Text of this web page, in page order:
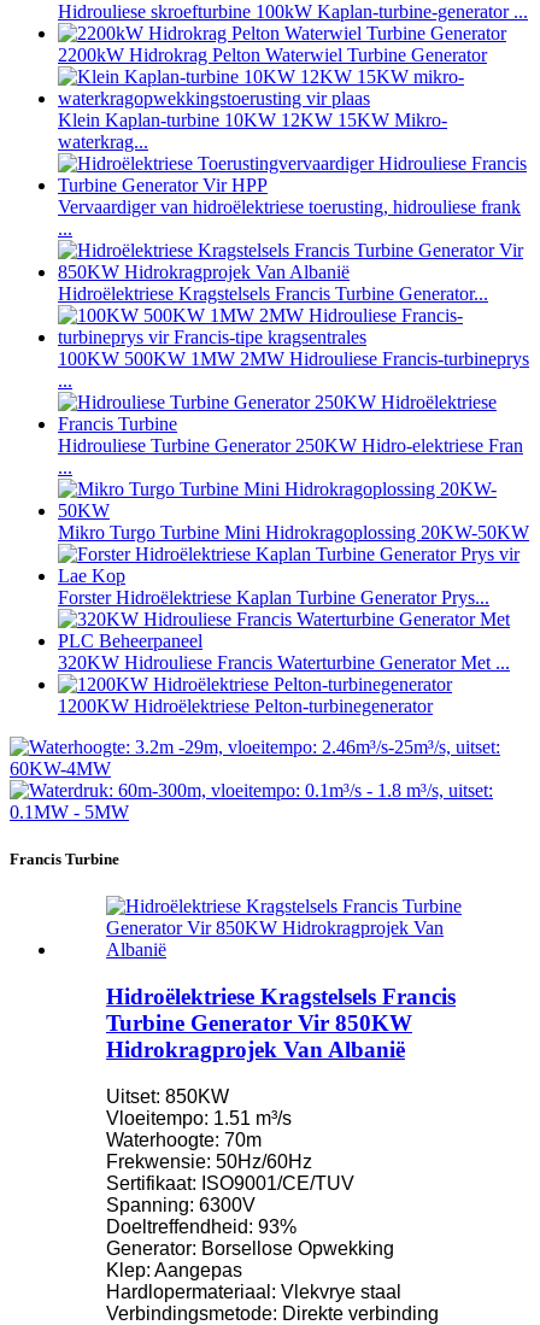
Hidrouliese skroefturbine 100kW Kaplan-turbine-generator ...
2200kW Hidrokrag Pelton Waterwiel Turbine Generator
Klein Kaplan-turbine 10KW 12KW 15KW Mikro-
waterkrag...
Vervaardiger van hidroëlektriese toerusting, hidrouliese frank
...
Hidroëlektriese Kragstelsels Francis Turbine Generator...
100KW 500KW 1MW 2MW Hidrouliese Francis-turbineprys
...
Hidrouliese Turbine Generator 250KW Hidro-elektriese Fran
...
Mikro Turgo Turbine Mini Hidrokragoplossing 20KW-50KW
Forster Hidroëlektriese Kaplan Turbine Generator Prys...
320KW Hidrouliese Francis Waterturbine Generator Met ...
1200KW Hidroëlektriese Pelton-turbinegenerator
Francis Turbine
Hidroëlektriese Kragstelsels Francis
Turbine Generator Vir 850KW
Hidrokragprojek Van Albanië
Uitset: 850KW
Vloeitempo: 1.51 m³/s
Waterhoogte: 70m
Frekwensie: 50Hz/60Hz
Sertifikaat: ISO9001/CE/TUV
Spanning: 6300V
Doeltreffendheid: 93%
Generator: Borsellose Opwekking
Klep: Aangepas
Hardlopermateriaal: Vlekvrye staal
Verbindingsmetode: Direkte verbinding